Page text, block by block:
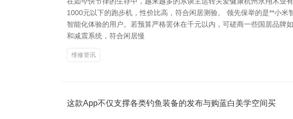
1000元以下的跑步机，性价比高，符合闲居测验。 领先保举的是**小
智能化体验的用户。若预算严格罢休在千元以内，可磋商一些国居品牌
和减震系统，符合闲居慢
维修资讯
这款App不仅支撑各类钓鱼装备的发布与购蓝白美学空间买